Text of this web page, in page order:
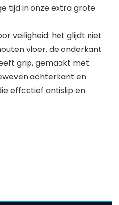
tijd in onze extra grote
veiligheid: het glijdt niet
vloer, de onderkant
grip, gemaakt met
achterkant en
effcetief antislip en